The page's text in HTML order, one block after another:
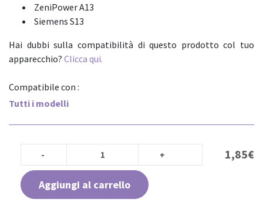
ZeniPower A13
Siemens S13
Hai dubbi sulla compatibilità di questo prodotto col tuo
apparecchio? Clicca qui.
Compatibile con :
Tutti i modelli
1,85€
Aggiungi al carrello